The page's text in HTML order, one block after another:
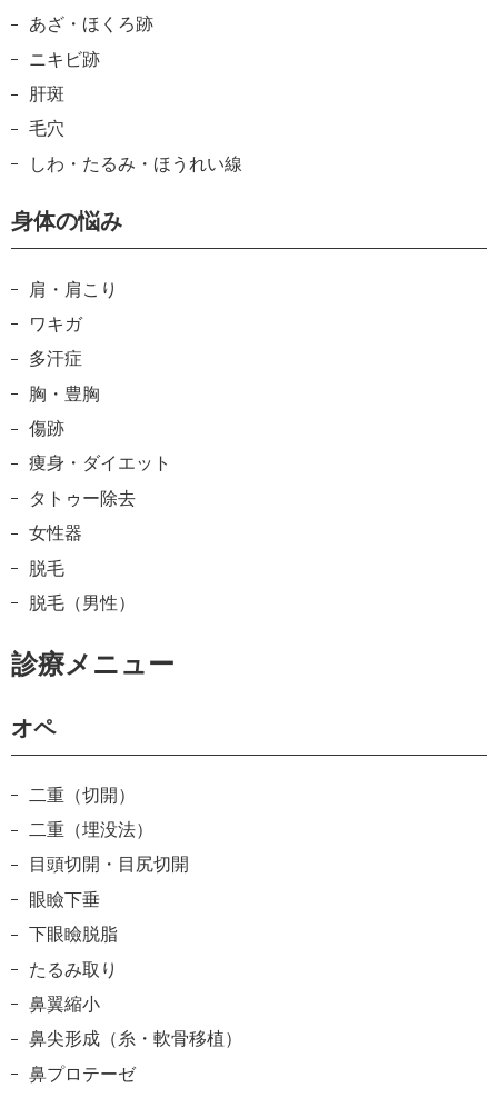
あざ・ほくろ跡
ニキビ跡
肝斑
毛穴
しわ・たるみ・ほうれい線
身体の悩み
肩・肩こり
ワキガ
多汗症
胸・豊胸
傷跡
痩身・ダイエット
タトゥー除去
女性器
脱毛
脱毛（男性）
診療メニュー
オペ
二重（切開）
二重（埋没法）
目頭切開・目尻切開
眼瞼下垂
下眼瞼脱脂
たるみ取り
鼻翼縮小
鼻尖形成（糸・軟骨移植）
鼻プロテーゼ